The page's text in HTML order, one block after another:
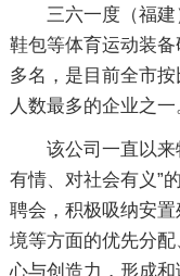
三六一度（福建
鞋包等体育运动装
多名，是目前全市
人数最多的企业之一
该公司一直以
有情、对社会有义”
聘会，积极吸纳安
境等方面的优先分
心与创造力，形成